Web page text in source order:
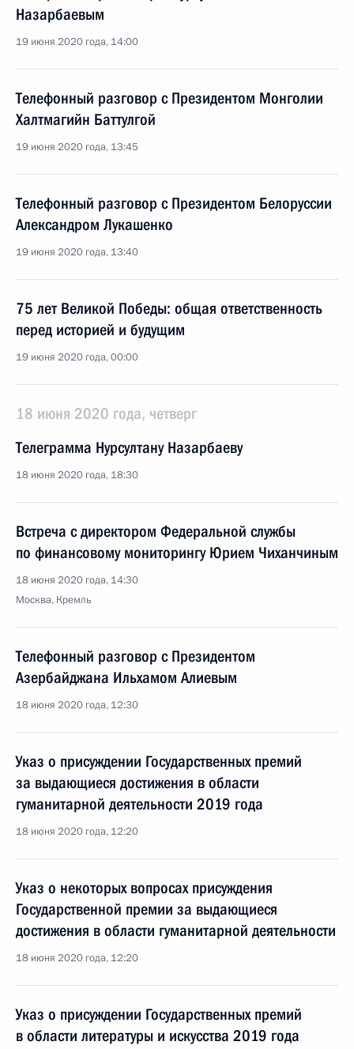
Назарбаевым
19 июня 2020 года, 14:00
Телефонный разговор с Президентом Монголии
Халтмагийн Баттулгой
19 июня 2020 года, 13:45
Телефонный разговор с Президентом Белоруссии
Александром Лукашенко
19 июня 2020 года, 13:40
75 лет Великой Победы: общая ответственность
перед историей и будущим
19 июня 2020 года, 00:00
18 июня 2020 года, четверг
Телеграмма Нурсултану Назарбаеву
18 июня 2020 года, 18:30
Встреча с директором Федеральной службы
по финансовому мониторингу Юрием Чиханчиным
18 июня 2020 года, 14:30
Москва, Кремль
Телефонный разговор с Президентом
Азербайджана Ильхамом Алиевым
18 июня 2020 года, 12:30
Указ о присуждении Государственных премий
за выдающиеся достижения в области
гуманитарной деятельности 2019 года
18 июня 2020 года, 12:20
Указ о некоторых вопросах присуждения
Государственной премии за выдающиеся
достижения в области гуманитарной деятельности
18 июня 2020 года, 12:20
Указ о присуждении Государственных премий
в области литературы и искусства 2019 года